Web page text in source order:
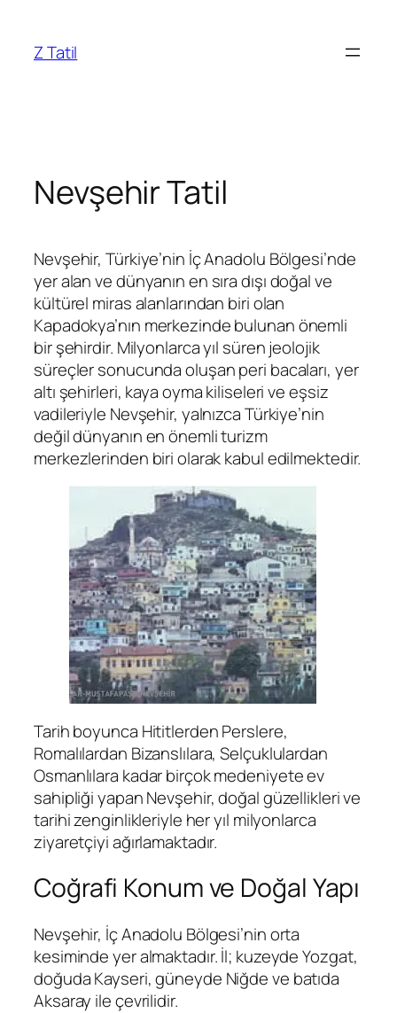
Z Tatil
Nevşehir Tatil
Nevşehir, Türkiye’nin İç Anadolu Bölgesi’nde
yer alan ve dünyanın en sıra dışı doğal ve
kültürel miras alanlarından biri olan
Kapadokya’nın merkezinde bulunan önemli
bir şehirdir. Milyonlarca yıl süren jeolojik
süreçler sonucunda oluşan peri bacaları, yer
altı şehirleri, kaya oyma kiliseleri ve eşsiz
vadileriyle Nevşehir, yalnızca Türkiye’nin
değil dünyanın en önemli turizm
merkezlerinden biri olarak kabul edilmektedir.
Tarih boyunca Hititlerden Perslere,
Romalılardan Bizanslılara, Selçuklulardan
Osmanlılara kadar birçok medeniyete ev
sahipliği yapan Nevşehir, doğal güzellikleri ve
tarihi zenginlikleriyle her yıl milyonlarca
ziyaretçiyi ağırlamaktadır.
Coğrafi Konum ve Doğal Yapı
Nevşehir, İç Anadolu Bölgesi’nin orta
kesiminde yer almaktadır. İl; kuzeyde Yozgat,
doğuda Kayseri, güneyde Niğde ve batıda
Aksaray ile çevrilidir.